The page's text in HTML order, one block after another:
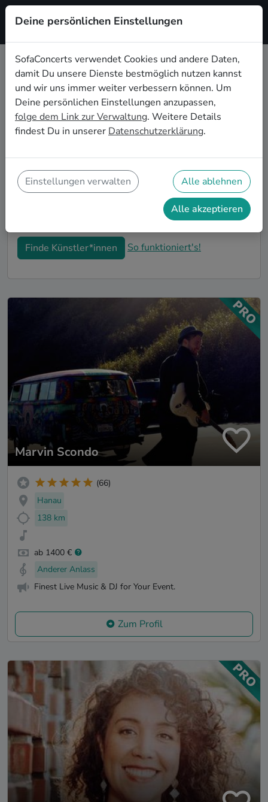
Registrieren
Blues Live-Musik für die
Einweihungsparty in Kassel
Du bist gerade in Deine neue Wohnung eingezogen
und möchtest jetzt die ersten Erinnerungen formen?
Einweihungsparty in Kassel kannst Du Dir sicher sein,
dass Deine Wohnung im richtigen Glanz erstrahlt. Auf
SofaConcerts findest Du professionelle und
authentische Live-Acts, die perfekt auf Deine
Einweihungsparty in Kassel passen.
Finde Künstler*innen So funktioniert's!
Marvin Scondo
(66)
Hanau
138 km
ab 1400 €
Anderer Anlass
Finest Live Music & DJ for Your Event.
Zum Profil
Deine persönlichen Einstellungen
SofaConcerts verwendet Cookies und andere Daten,
damit Du unsere Dienste bestmöglich nutzen kannst
und wir uns immer weiter verbessern können. Um
Deine persönlichen Einstellungen anzupassen,
folge dem Link zur Verwaltung. Weitere Details
findest Du in unserer Datenschutzerklärung.
Einstellungen verwalten Alle ablehnen
Alle akzeptieren